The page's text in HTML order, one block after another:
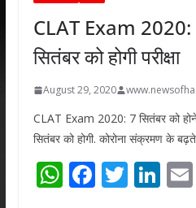
CLAT Exam 2020:
सितंबर को होगी परीक्षा
August 29, 2020
CLAT Exam 2020: 7 सितंबर को होने
सितंबर को होगी. कोरोना संक्रमण के बढ़ते
W F T Li